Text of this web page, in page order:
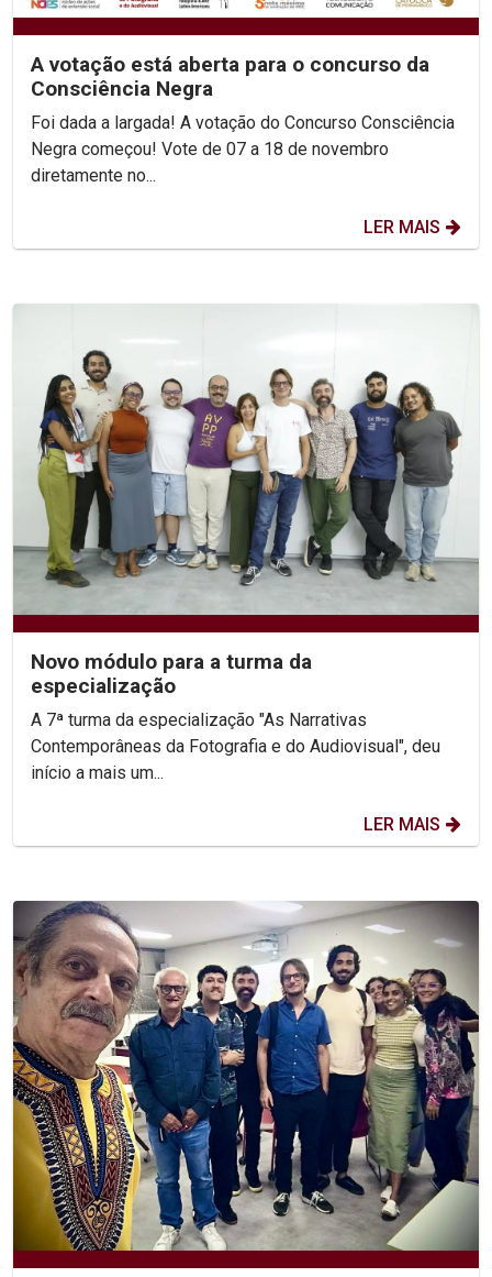
A votação está aberta para o concurso da
Consciência Negra
Foi dada a largada! A votação do Concurso Consciência
Negra começou! Vote de 07 a 18 de novembro
diretamente no...
LER MAIS
Novo módulo para a turma da
especialização
A 7ª turma da especialização "As Narrativas
Contemporâneas da Fotografia e do Audiovisual", deu
início a mais um...
LER MAIS